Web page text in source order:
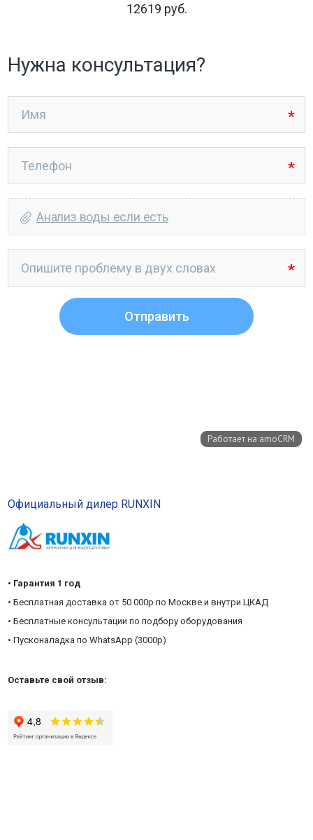
12619 руб.
Официальный дилер RUNXIN
• Гарантия 1 год
• Бесплатная доставка от 50 000р по Москве и внутри ЦКАД
• Бесплатные консультации по подбору оборудования
• Пусконаладка по WhatsApp (3000р)
Оставьте свой отзыв: